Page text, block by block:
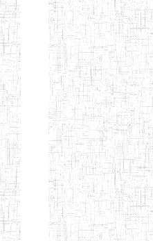
BILINGUE
MAGAWATI
ENIEG
BILINGUE
MATSIAZE
ENPIEG
BILINGUE
SENTTI-IBES
ENIEG PRIVEE